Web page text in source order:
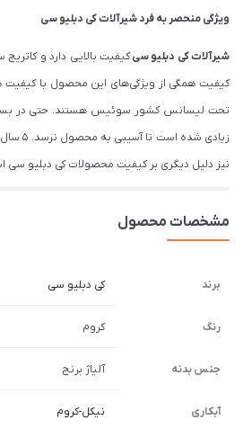
ویژگی منحصر به فرد شیرآلات کی دبلیو سی
شیرآلاتکی دبلیو سیکیفیت بالایی دارد و
کیفیت همگی از ویژگی‌های این محصول با
تحت لیسانس کشور سوئیس هستند. حتی در
زیادی
نیز دلیل دیگری بر کیفیت محصولات کی دبلیو سی
مشخصات محصول
برند کی دبلیو سی
رنگ کروم
جنس بدنه آلیاژ برنج
آبکاری نیکل-کروم